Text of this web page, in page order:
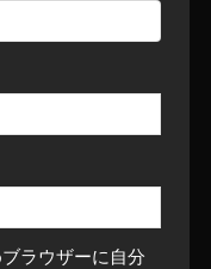
ラウザーに自分